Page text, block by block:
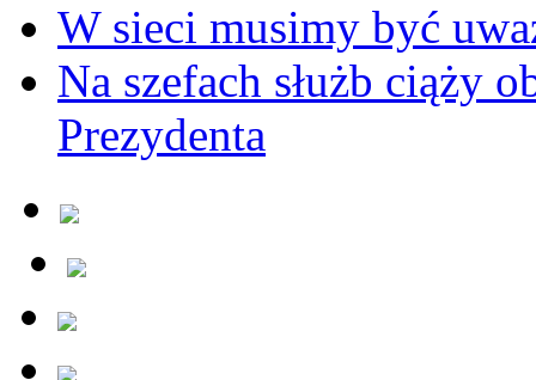
W sieci musimy być
Na szefach służb ciąży
Prezydenta